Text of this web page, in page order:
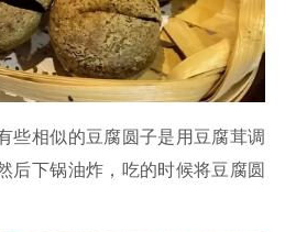
些相似的豆腐圆子是用豆腐茸调
后下锅油炸，吃的时候将豆腐圆